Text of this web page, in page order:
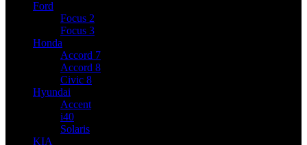
Ford
Focus 2
Focus 3
Honda
Accord 7
Accord 8
Civic 8
Hyundai
Accent
i40
Solaris
KIA